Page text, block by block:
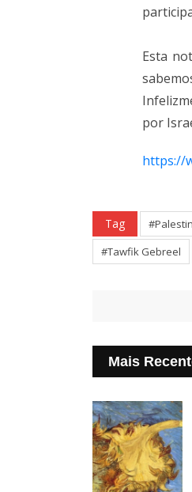
Esta
por
https://
Tag
#Tawfik Gebreel
Mais
ARTIGO